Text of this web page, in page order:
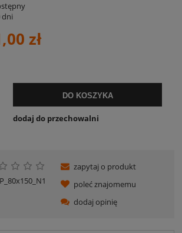
dni
zł
DO KOSZYKA
dodaj do przechowalni
zapytaj o produkt
poleć znajomemu
dodaj opinię